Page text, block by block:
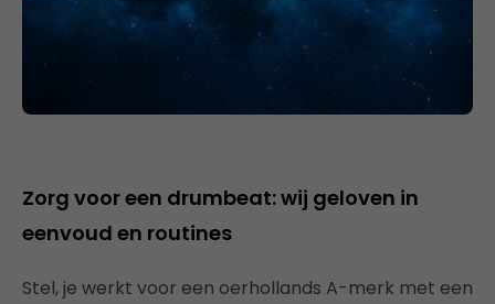
Zorg voor een drumbeat: wij geloven in
eenvoud en routines
Stel, je werkt voor een oerhollands A-merk met een